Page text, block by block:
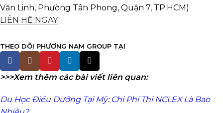
Văn Linh, Phường Tân Phong, Quận 7, TP.HCM)
LIÊN HỆ NGAY
THEO DÕI PHƯƠNG NAM GROUP TẠI
>>>Xem thêm các bài viết liên quan:
Du Học Điều Dưỡng Tại Mỹ: Chi Phí Thi NCLEX Là Bao